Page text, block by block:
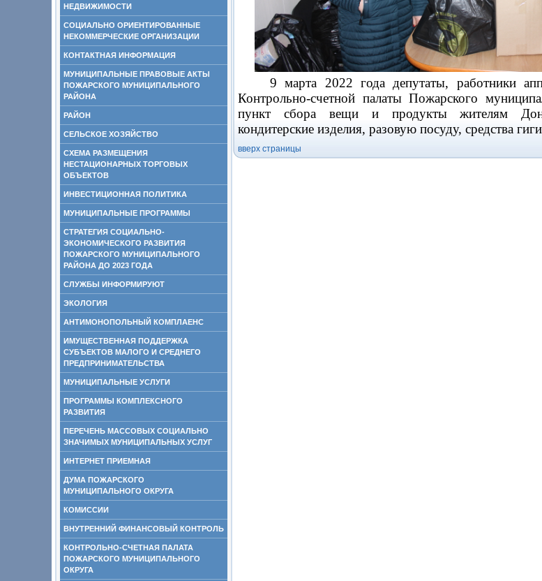
НЕДВИЖИМОСТИ
СОЦИАЛЬНО ОРИЕНТИРОВАННЫЕ
НЕКОММЕРЧЕСКИЕ ОРГАНИЗАЦИИ
КОНТАКТНАЯ ИНФОРМАЦИЯ
МУНИЦИПАЛЬНЫЕ ПРАВОВЫЕ АКТЫ
ПОЖАРСКОГО МУНИЦИПАЛЬНОГО
РАЙОНА
РАЙОН
СЕЛЬСКОЕ ХОЗЯЙСТВО
СХЕМА РАЗМЕЩЕНИЯ
НЕСТАЦИОНАРНЫХ ТОРГОВЫХ
ОБЪЕКТОВ
ИНВЕСТИЦИОННАЯ ПОЛИТИКА
МУНИЦИПАЛЬНЫЕ ПРОГРАММЫ
СТРАТЕГИЯ СОЦИАЛЬНО-
ЭКОНОМИЧЕСКОГО РАЗВИТИЯ
ПОЖАРСКОГО МУНИЦИПАЛЬНОГО
РАЙОНА ДО 2023 ГОДА
СЛУЖБЫ ИНФОРМИРУЮТ
ЭКОЛОГИЯ
АНТИМОНОПОЛЬНЫЙ КОМПЛАЕНС
ИМУЩЕСТВЕННАЯ ПОДДЕРЖКА
СУБЪЕКТОВ МАЛОГО И СРЕДНЕГО
ПРЕДПРИНИМАТЕЛЬСТВА
МУНИЦИПАЛЬНЫЕ УСЛУГИ
ПРОГРАММЫ КОМПЛЕКСНОГО
РАЗВИТИЯ
ПЕРЕЧЕНЬ МАССОВЫХ СОЦИАЛЬНО
ЗНАЧИМЫХ МУНИЦИПАЛЬНЫХ УСЛУГ
ИНТЕРНЕТ ПРИЕМНАЯ
ДУМА ПОЖАРСКОГО
МУНИЦИПАЛЬНОГО ОКРУГА
КОМИССИИ
ВНУТРЕННИЙ ФИНАНСОВЫЙ КОНТРОЛЬ
КОНТРОЛЬНО-СЧЕТНАЯ ПАЛАТА
ПОЖАРСКОГО МУНИЦИПАЛЬНОГО
ОКРУГА
9 марта 2022 года депутаты, работники
Контрольно-счетной палаты Пожарского
пункт сбора вещи и продукты жителям
кондитерские изделия, разовую посуду, средства
вверх страницы